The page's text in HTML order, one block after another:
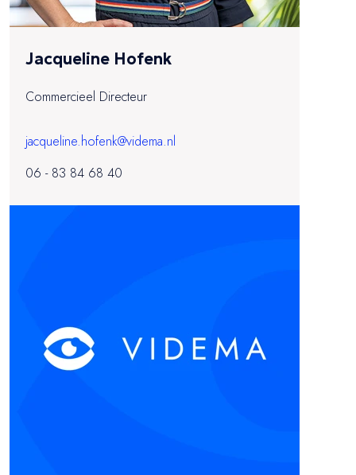
Jacqueline Hofenk
Commercieel Directeur
jacqueline.hofenk@videma.nl
06 - 83 84 68 40